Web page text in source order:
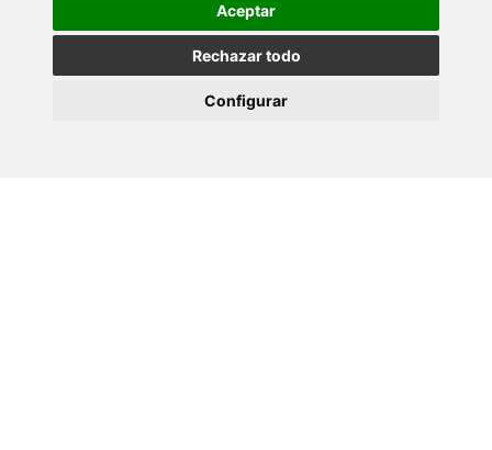
Aceptar
Rechazar todo
Configurar